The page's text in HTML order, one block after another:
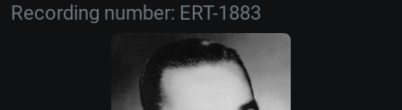
Recording number: ERT-1883